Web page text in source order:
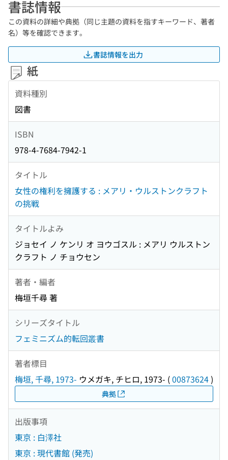
書誌情報
この資料の詳細や典拠（同じ主題の資料を指すキーワード、著者
名）等を確認できます。
書誌情報を出力
紙
資料種別
図書
ISBN
978-4-7684-7942-1
タイトル
女性の権利を擁護する : メアリ・ウルストンクラフト
の挑戦
タイトルよみ
ジョセイ ノ ケンリ オ ヨウゴスル : メアリ ウルストン
クラフト ノ チョウセン
著者・編者
梅垣千尋 著
シリーズタイトル
フェミニズム的転回叢書
著者標目
梅垣, 千尋, 1973- ウメガキ, チヒロ, 1973- (00873624)
典拠
出版事項
東京 : 白澤社
東京 : 現代書館 (発売)